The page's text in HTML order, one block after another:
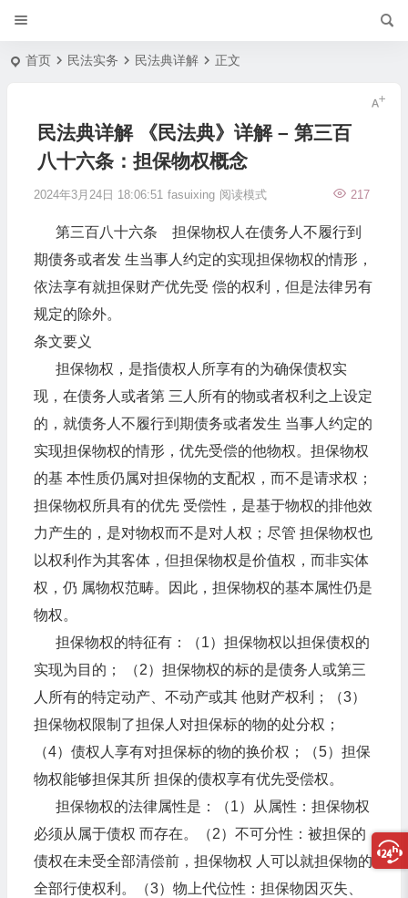
首页 民法实务 民法典详解 正文
民法典详解 《民法典》详解 – 第三百
八十六条：担保物权概念
2024年3月24日 18:06:51 fasuixing 217
阅读模式
第三百八十六条 担保物权人在债务人不履行到
期债务或者发 生当事人约定的实现担保物权的情形，
依法享有就担保财产优先受 偿的权利，但是法律另有
规定的除外。
条文要义
担保物权，是指债权人所享有的为确保债权实
现，在债务人或者第 三人所有的物或者权利之上设定
的，就债务人不履行到期债务或者发生 当事人约定的
实现担保物权的情形，优先受偿的他物权。担保物权
的基 本性质仍属对担保物的支配权，而不是请求权；
担保物权所具有的优先 受偿性，是基于物权的排他效
力产生的，是对物权而不是对人权；尽管 担保物权也
以权利作为其客体，但担保物权是价值权，而非实体
权，仍 属物权范畴。因此，担保物权的基本属性仍是
物权。
担保物权的特征有：（1）担保物权以担保债权的
实现为目的； （2）担保物权的标的是债务人或第三
人所有的特定动产、不动产或其 他财产权利；（3）
担保物权限制了担保人对担保标的物的处分权；
（4）债权人享有对担保标的物的换价权；（5）担保
物权能够担保其所 担保的债权享有优先受偿权。
担保物权的法律属性是：（1）从属性：担保物权
必须从属于债权 而存在。（2）不可分性：被担保的
债权在未受全部清偿前，担保物权 人可以就担保物的
全部行使权利。（3）物上代位性：担保物因灭失、